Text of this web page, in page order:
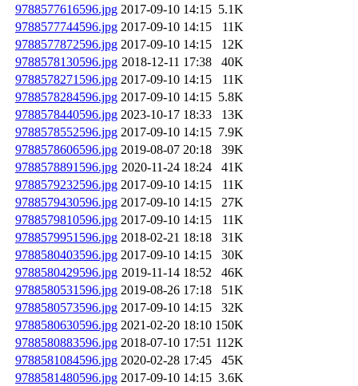
9788577616596.jpg 2017-09-10 14:15 5.1K
9788577744596.jpg 2017-09-10 14:15
11K
9788577872596.jpg 2017-09-10 14:15
12K
9788578130596.jpg 2018-12-11 17:38
40K
9788578271596.jpg 2017-09-10 14:15
11K
9788578284596.jpg 2017-09-10 14:15 5.8K
9788578440596.jpg 2023-10-17 18:33
13K
9788578552596.jpg 2017-09-10 14:15 7.9K
9788578606596.jpg 2019-08-07 20:18
39K
9788578891596.jpg 2020-11-24 18:24
41K
9788579232596.jpg 2017-09-10 14:15
11K
9788579430596.jpg 2017-09-10 14:15
27K
9788579810596.jpg 2017-09-10 14:15
11K
9788579951596.jpg 2018-02-21 18:18
31K
9788580403596.jpg 2017-09-10 14:15
30K
9788580429596.jpg 2019-11-14 18:52
46K
9788580531596.jpg 2019-08-26 17:18
51K
9788580573596.jpg 2017-09-10 14:15
32K
9788580630596.jpg 2021-02-20 18:10 150K
9788580883596.jpg 2018-07-10 17:51 112K
9788581084596.jpg 2020-02-28 17:45
45K
9788581480596.jpg 2017-09-10 14:15 3.6K